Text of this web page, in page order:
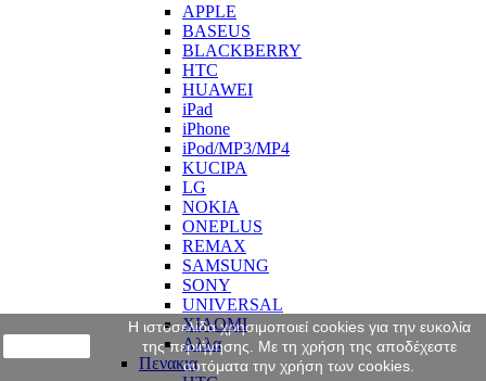
APPLE
BASEUS
BLACKBERRY
HTC
HUAWEI
iPad
iPhone
iPod/MP3/MP4
KUCIPA
LG
NOKIA
ONEPLUS
REMAX
SAMSUNG
SONY
UNIVERSAL
XIAOMI
Αλλα
Πενακια
Η ιστοσελίδα χρησιμοποιεί cookies για την ευκολία
της περιήγησης. Με τη χρήση της αποδέχεστε
αυτόματα την χρήση των cookies.